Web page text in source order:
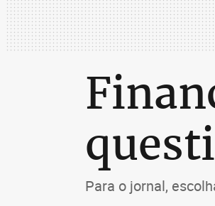
Para o jornal,